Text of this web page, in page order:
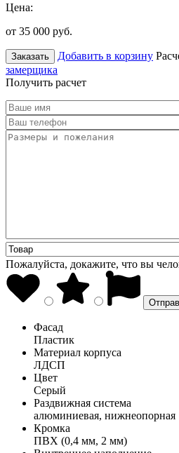
Цена:
от 35 000 руб.
Заказать Добавить в корзину
замерщика
Получить расчет
Пожалуйста, докажите, что вы
Фасад
Пластик
Материал корпуса
ЛДСП
Цвет
Серый
Раздвижная система
алюминиевая, нижнеопорная
Кромка
ПВХ (0,4 мм, 2 мм)